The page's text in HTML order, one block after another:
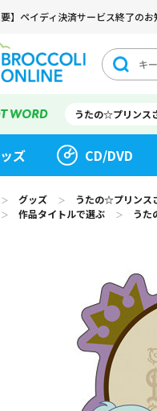
要】ペイディ決済サービス終了の
うたの☆プリンス
ズ CD/DVD
＞ グッズ ＞
うたの☆プリンス
＞ 作品タイトルで選ぶ ＞ うた